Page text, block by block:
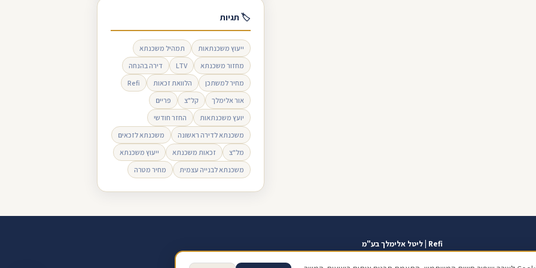
🏷 תגיות
ייעוץ משכנתאות
תמהיל משכנתא
מחזור משכנתא
LTV
דירה בהנחה
מחיר למשתכן
הלוואת זכאות
Refi
אור אלימלך
קל"צ
פריים
יועץ משכנתאות
החזר חודשי
משכנתא לדירה ראשונה
משכנתא לזכאים
מל"צ
זכאות משכנתא
ייעוץ משכנתא
משכנתא לבנייה עצמית
מחיר מטרה
Refi | ליטל אלימלך בע"מ
אזור אישי כתוב ביקורת בגוגל תנאי שימוש